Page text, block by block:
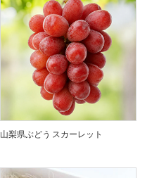
山梨県ぶどう スカーレット